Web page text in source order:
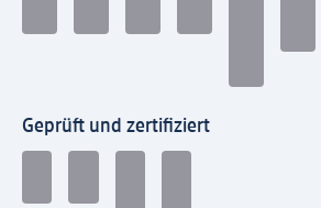
Geprüft und zertifiziert